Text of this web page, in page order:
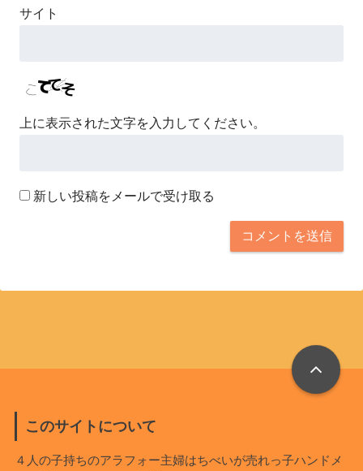
サイト
上に表示された文字を入力してください。
新しい投稿をメールで受け取る
このサイトについて
４人の子持ちのアラフォー主婦はちべいが売れっ子ハンドメ